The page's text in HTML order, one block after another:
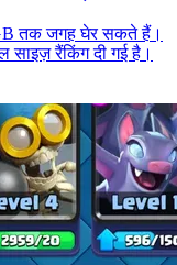
तक जगह घेर सकते हैं।
साइज़ रैंकिंग दी गई है।